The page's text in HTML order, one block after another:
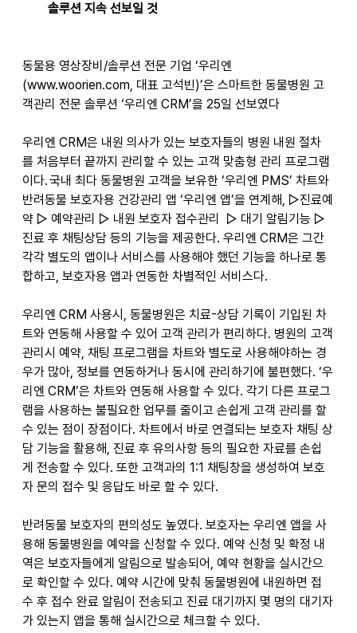
솔루션 지속 선보일 것
동물용 영상장비/솔루션 전문 기업 ‘우리엔
(www.woorien.com, 대표 고석빈)’은 스마트한 동물병원 고
객관리 전문 솔루션 ‘우리엔 CRM’을 25일 선보였다
우리엔 CRM은 내원 의사가 있는 보호자들의 병원 내원 절차
를 처음부터 끝까지 관리할 수 있는 고객 맞춤형 관리 프로그램
이다. 국내 최다 동물병원 고객을 보유한 ‘우리엔 PMS’ 차트와
반려동물 보호자용 건강관리 앱 ‘우리엔 앱’을 연계해, ▷진료예
약 ▷ 예약관리 ▷ 내원 보호자 접수관리  ▷ 대기 알림기능 ▷
진료 후 채팅상담 등의 기능을 제공한다. 우리엔 CRM은 그간
각각 별도의 앱이나 서비스를 사용해야 했던 기능을 하나로 통
합하고, 보호자용 앱과 연동한 차별적인 서비스다.
우리엔 CRM 사용시, 동물병원은 치료-상담 기록이 기입된 차
트와 연동해 사용할 수 있어 고객 관리가 편리하다. 병원의 고객
관리시 예약, 채팅 프로그램을 차트와 별도로 사용해야하는 경
우가 많아, 정보를 연동하거나 동시에 관리하기에 불편했다. ‘우
리엔 CRM’은 차트와 연동해 사용할 수 있다. 각기 다른 프로그
램을 사용하는 불필요한 업무를 줄이고 손쉽게 고객 관리를 할
수 있는 점이 장점이다. 차트에서 바로 연결되는 보호자 채팅 상
담 기능을 활용해, 진료 후 유의사항 등의 필요한 자료를 손쉽
게 전송할 수 있다. 또한 고객과의 1:1 채팅창을 생성하여 보호
자 문의 접수 및 응답도 바로 할 수 있다.
반려동물 보호자의 편의성도 높였다. 보호자는 우리엔 앱을 사
용해 동물병원을 예약을 신청할 수 있다. 예약 신청 및 확정 내
역은 보호자들에게 알림으로 발송되어, 예약 현황을 실시간으
로 확인할 수 있다. 예약 시간에 맞춰 동물병원에 내원하면 접
수 후 접수 완료 알림이 전송되고 진료 대기까지 몇 명의 대기자
가 있는지 앱을 통해 실시간으로 체크할 수 있다.